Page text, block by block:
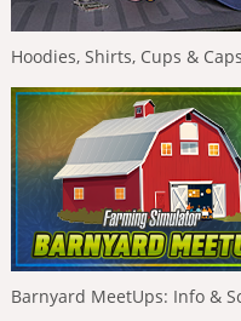
Hoodies, Shirts, Cups &
Barnyard MeetUps: Info &